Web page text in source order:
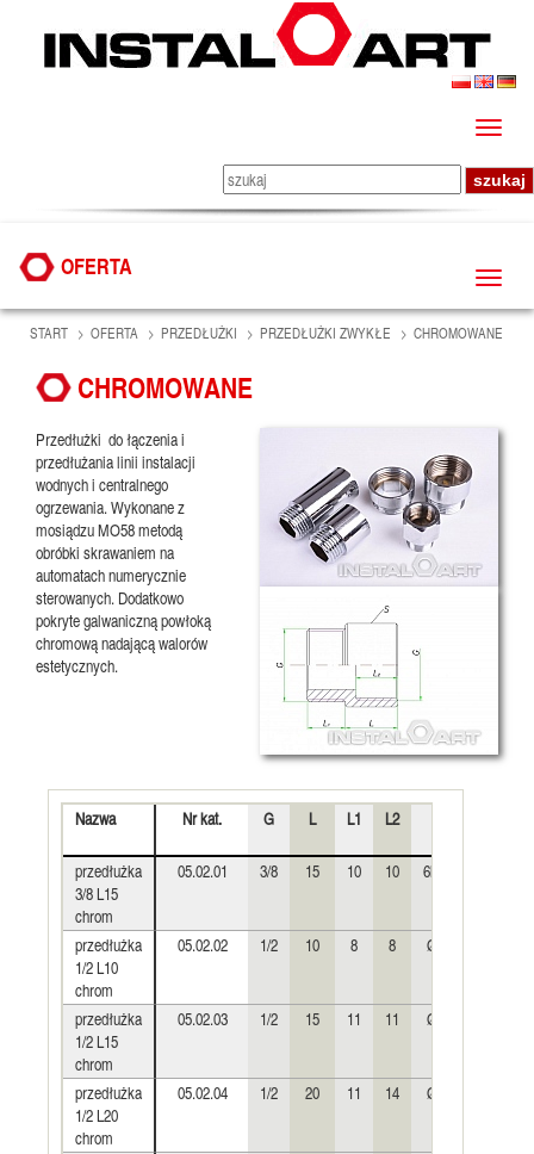
OFERTA
START OFERTA PRZEDŁUŻKI PRZEDŁUŻKI ZWYKŁE CHROMOWANE
CHROMOWANE
Przedłużki do łączenia i
przedłużania linii instalacji
wodnych i centralnego
ogrzewania. Wykonane z
mosiądzu MO58 metodą
obróbki skrawaniem na
automatach numerycznie
sterowanych. Dodatkowo
pokryte galwaniczną powłoką
chromową nadającą walorów
estetycznych.
Nazwa Nr kat. G L L1 L2
przedłużka
3/8 L15
chrom
05.02.01 3/8 15 10 10 6kt19
przedłużka
1/2 L10
chrom
05.02.02 1/2 10 8 8 Ø24
przedłużka
1/2 L15
chrom
05.02.03 1/2 15 11 11 Ø24
przedłużka
1/2 L20
chrom
05.02.04 1/2 20 11 14 Ø24